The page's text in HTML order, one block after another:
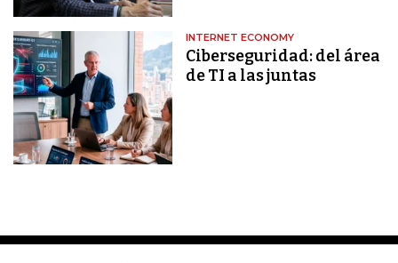
INTERNET ECONOMY
Ciberseguridad: del área
de TI a las juntas